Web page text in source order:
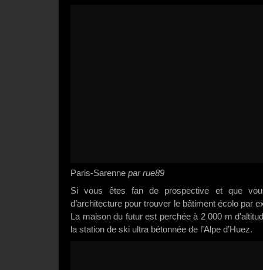
Paris-Sarenne par rue89
Si vous êtes fan de prospective et que
d’architecture pour trouver le bâtiment écolo par
La maison du futur est perchée à 2 000 m
la station de ski ultra bétonnée de l’Alpe d’Huez.